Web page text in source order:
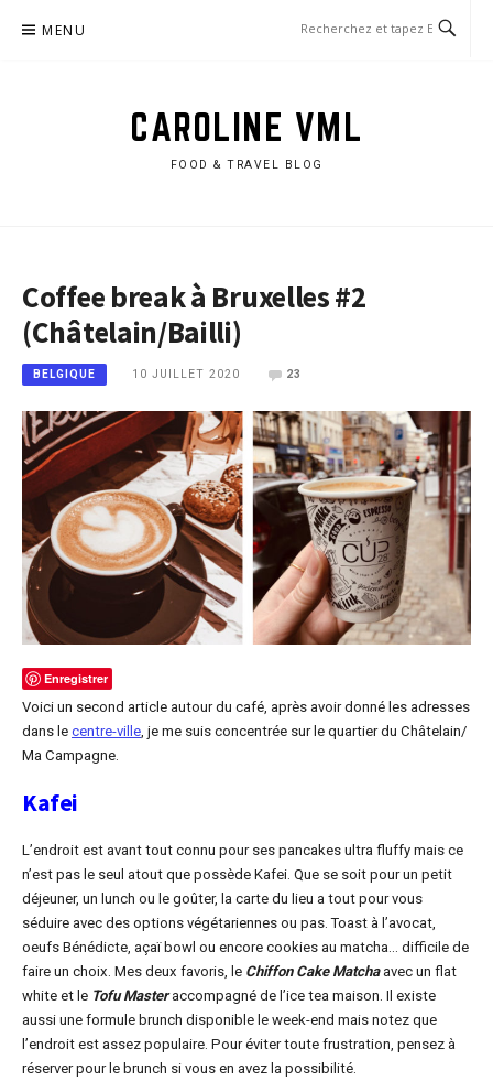
MENU
CAROLINE VML
FOOD & TRAVEL BLOG
Coffee break à Bruxelles #2
(Châtelain/Bailli)
BELGIQUE 10 JUILLET 2020 23
Enregistrer
Voici un second article autour du café, après avoir donné les adresses
dans le centre-ville , je me suis concentrée sur le quartier du Châtelain/
Ma Campagne.
Kafei
L’endroit est avant tout connu pour ses pancakes ultra fluffy mais ce
n’est pas le seul atout que possède Kafei. Que se soit pour un petit
déjeuner, un lunch ou le goûter, la carte du lieu a tout pour vous
séduire avec des options végétariennes ou pas. Toast à l’avocat,
oeufs Bénédicte, açaï bowl ou encore cookies au matcha… difficile de
faire un choix. Mes deux favoris, le Chiffon Cake Matchaavec un flat
white et le Tofu Masteraccompagné de l’ice tea maison. Il existe
aussi une formule brunch disponible le week-end mais notez que
l’endroit est assez populaire. Pour éviter toute frustration, pensez à
réserver pour le brunch si vous en avez la possibilité.